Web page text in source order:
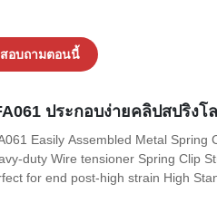
สอบถามตอนนี้
ประกอบง่ายคลิปสปริงโ
Easily Assembled Metal
duty Wire tensioner Spring Clip
for end post-high strain High